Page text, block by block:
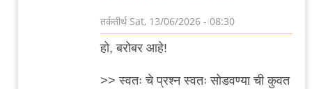
तर्कतीर्थSat, 13/06/2026 - 08:30
In
reply
to
हो, बरोबर आहे!
>> स्वतः चे प्रश्न स्वतः सोडवण्या ची कुवत